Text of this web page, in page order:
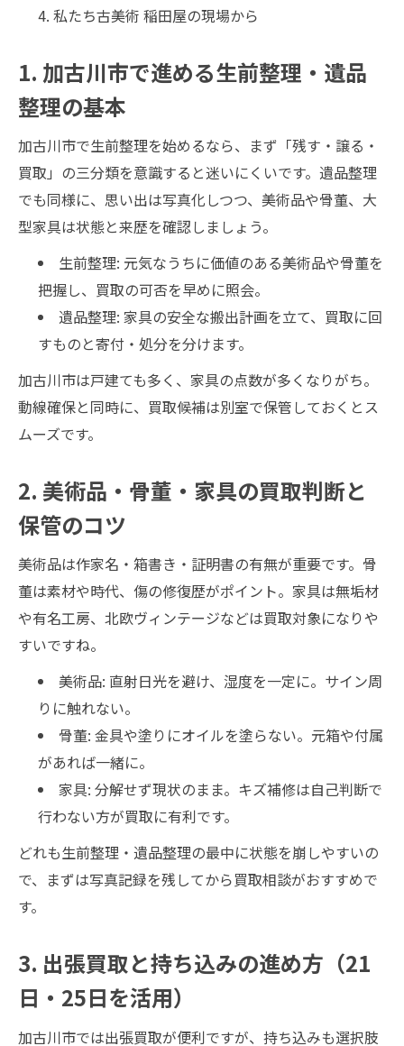
私たち古美術 稲田屋の現場から
1. 加古川市で進める生前整理・遺品
整理の基本
加古川市で生前整理を始めるなら、まず「残す・譲る・
買取」の三分類を意識すると迷いにくいです。遺品整理
でも同様に、思い出は写真化しつつ、美術品や骨董、大
型家具は状態と来歴を確認しましょう。
生前整理: 元気なうちに価値のある美術品や骨董を
把握し、買取の可否を早めに照会。
遺品整理: 家具の安全な搬出計画を立て、買取に回
すものと寄付・処分を分けます。
加古川市は戸建ても多く、家具の点数が多くなりがち。
動線確保と同時に、買取候補は別室で保管しておくとス
ムーズです。
2. 美術品・骨董・家具の買取判断と
保管のコツ
美術品は作家名・箱書き・証明書の有無が重要です。骨
董は素材や時代、傷の修復歴がポイント。家具は無垢材
や有名工房、北欧ヴィンテージなどは買取対象になりや
すいですね。
美術品: 直射日光を避け、湿度を一定に。サイン周
りに触れない。
骨董: 金具や塗りにオイルを塗らない。元箱や付属
があれば一緒に。
家具: 分解せず現状のまま。キズ補修は自己判断で
行わない方が買取に有利です。
どれも生前整理・遺品整理の最中に状態を崩しやすいの
で、まずは写真記録を残してから買取相談がおすすめで
す。
3. 出張買取と持ち込みの進め方（21
日・25日を活用）
加古川市では出張買取が便利ですが、持ち込みも選択肢